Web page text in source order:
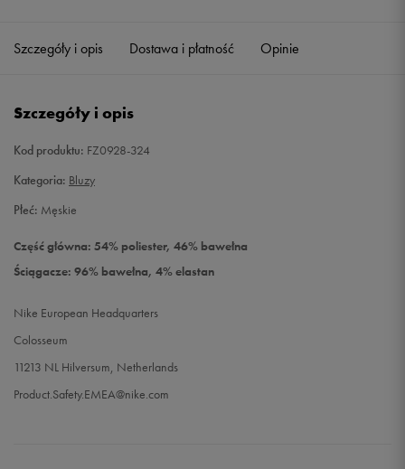
Szczegóły i opis Dostawa i płatność Opinie
Szczegóły i opis
Kod produktu: FZ0928-324
Kategoria: Bluzy
Płeć: Męskie
Część główna: 54% poliester, 46% bawełna
Ściągacze: 96% bawełna, 4% elastan
Nike European Headquarters
Colosseum
11213 NL Hilversum, Netherlands
Product.Safety.EMEA@nike.com